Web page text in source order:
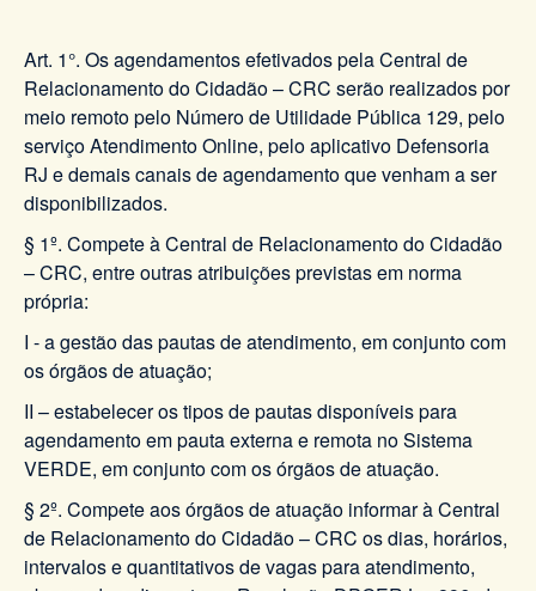
Art. 1°. Os agendamentos efetivados pela Central de
Relacionamento do Cidadão – CRC serão realizados por
meio remoto pelo Número de Utilidade Pública 129, pelo
serviço Atendimento Online, pelo aplicativo Defensoria
RJ e demais canais de agendamento que venham a ser
disponibilizados.
§ 1º. Compete à Central de Relacionamento do Cidadão
– CRC, entre outras atribuições previstas em norma
própria:
I - a gestão das pautas de atendimento, em conjunto com
os órgãos de atuação;
II – estabelecer os tipos de pautas disponíveis para
agendamento em pauta externa e remota no Sistema
VERDE, em conjunto com os órgãos de atuação.
§ 2º. Compete aos órgãos de atuação informar à Central
de Relacionamento do Cidadão – CRC os dias, horários,
intervalos e quantitativos de vagas para atendimento,